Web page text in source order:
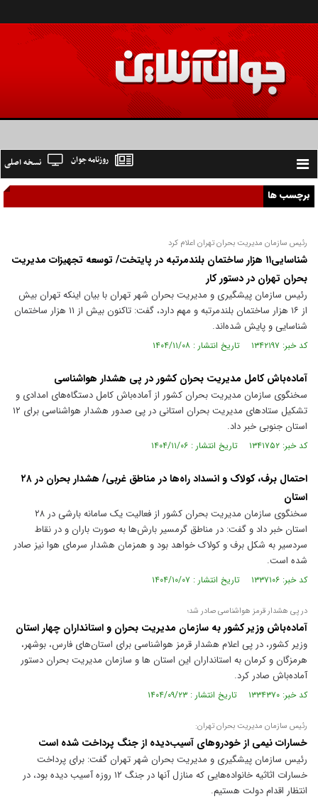
Toggle
navigation
نسخه اصلی روزنامه جوان
برچسب ها
رئیس سازمان مدیریت بحران تهران اعلام کرد
شناسایی۱۱ هزار ساختمان بلندمرتبه در پایتخت/ توسعه تجهیزات مدیریت
بحران تهران در دستور کار
رئیس سازمان پیشگیری و مدیریت بحران شهر تهران با بیان اینکه تهران بیش
از ۱۶ هزار ساختمان بلندمرتبه و مهم دارد، گفت: تاکنون بیش از ۱۱ هزار ساختمان
شناسایی و پایش شده‌اند.
کد خبر: ۱۳۴۲۱۹۷ تاریخ انتشار : ۱۴۰۴/۱۱/۰۸
آماده‌باش کامل مدیریت بحران کشور در پی هشدار هواشناسی
سخنگوی سازمان مدیریت بحران کشور از آماده‌باش کامل دستگاه‌های امدادی و
تشکیل ستادهای مدیریت بحران استانی در پی صدور هشدار هواشناسی برای ۱۲
استان جنوبی خبر داد.
کد خبر: ۱۳۴۱۷۵۲ تاریخ انتشار : ۱۴۰۴/۱۱/۰۶
احتمال برف، کولاک و انسداد راه‌ها در مناطق غربی/ هشدار بحران در ۲۸
استان
سخنگوی سازمان مدیریت بحران کشور از فعالیت یک سامانه بارشی در ۲۸
استان خبر داد و گفت: در مناطق گرمسیر بارش‌ها به صورت باران و در نقاط
سردسیر به شکل برف و کولاک خواهد بود و همزمان هشدار سرمای هوا نیز صادر
شده است.
کد خبر: ۱۳۳۷۱۰۶ تاریخ انتشار : ۱۴۰۴/۱۰/۰۷
در پی هشدار قرمز هواشناسی صادر شد؛
آماده‌باش وزیر کشور به سازمان مدیریت بحران و استانداران چهار استان
وزیر کشور، در پی اعلام هشدار قرمز هواشناسی برای استان‌های فارس، بوشهر،
هرمزگان و کرمان به استانداران این استان ها و سازمان مدیریت بحران دستور
آماده‌باش صادر کرد.
کد خبر: ۱۳۳۴۳۷۰ تاریخ انتشار : ۱۴۰۴/۰۹/۲۳
رئیس سازمان مدیریت بحران تهران:
خسارات نیمی از خودروهای آسیب‌دیده از جنگ پرداخت شده است
رئیس سازمان پیشگیری و مدیریت بحران شهر تهران گفت: برای پرداخت
خسارات اثاثیه خانواده‌هایی که منازل آنها در جنگ ۱۲ روزه آسیب‌ دیده بود، در
انتظار اقدام دولت هستیم.